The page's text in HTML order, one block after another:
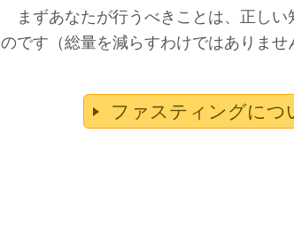
まずあなたが行うべきことは、正しい
のです（総量を減らすわけではありませ
ファスティングにつ